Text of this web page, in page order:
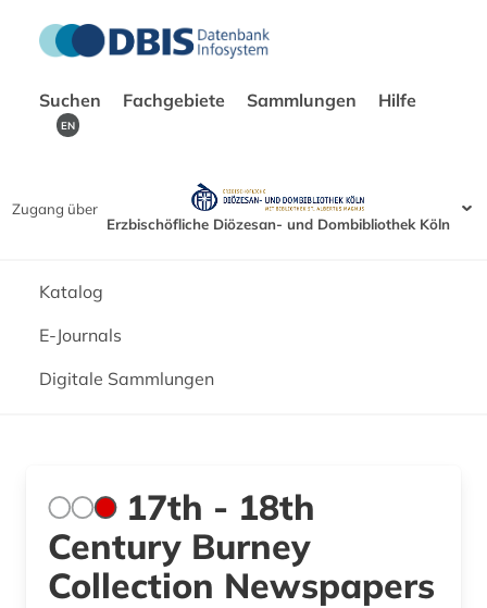
Suchen Fachgebiete Sammlungen Hilfe
EN
Zugang über
Erzbischöfliche Diözesan- und Dombibliothek Köln
Katalog
E-Journals
Digitale Sammlungen
17th - 18th
Century Burney
Collection Newspapers